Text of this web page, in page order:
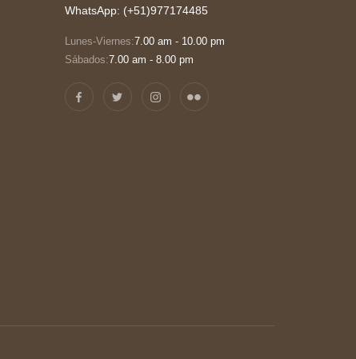
WhatsApp: (+51)977174485
Lunes-Viernes:7.00 am - 10.00 pm
Sábados:7.00 am - 8.00 pm